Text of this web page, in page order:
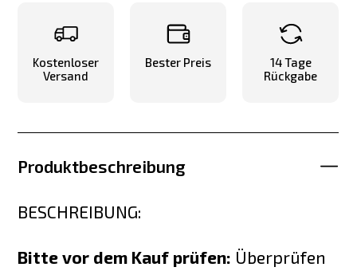
Kostenloser
Versand
Bester Preis
14 Tage
Rückgabe
Produktbeschreibung
BESCHREIBUNG:
Bitte vor dem Kauf prüfen: Überprüfen